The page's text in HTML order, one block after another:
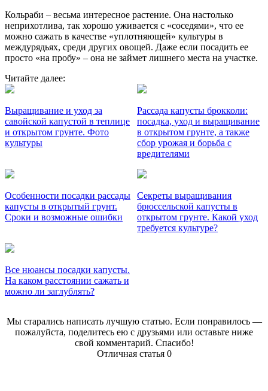
Кольраби – весьма интересное растение. Она настолько
неприхотлива, так хорошо уживается с «соседями», что ее
можно сажать в качестве «уплотняющей» культуры в
междурядьях, среди других овощей. Даже если посадить ее
просто «на пробу» – она не займет лишнего места на участке.
Читайте далее:
Выращивание и уход за
савойской капустой в теплице
и открытом грунте. Фото
культуры
Рассада капусты брокколи:
посадка, уход и выращивание
в открытом грунте, а также
сбор урожая и борьба с
вредителями
Особенности посадки рассады
капусты в открытый грунт.
Сроки и возможные ошибки
Секреты выращивания
брюссельской капусты в
открытом грунте. Какой уход
требуется культуре?
Все нюансы посадки капусты.
На каком расстоянии сажать и
можно ли заглублять?
Мы старались написать лучшую статью. Если понравилось —
пожалуйста, поделитесь ею с друзьями или оставьте ниже
свой комментарий. Спасибо!
Отличная статья 0